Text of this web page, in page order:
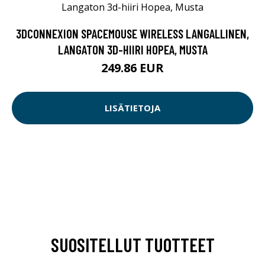
3DCONNEXION SPACEMOUSE WIRELESS LANGALLINEN,
LANGATON 3D-HIIRI HOPEA, MUSTA
249.86 EUR
LISÄTIETOJA
SUOSITELLUT TUOTTEET